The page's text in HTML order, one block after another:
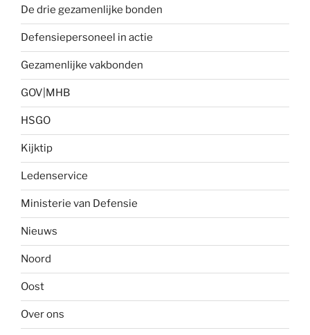
De drie gezamenlijke bonden
Defensiepersoneel in actie
Gezamenlijke vakbonden
GOV|MHB
HSGO
Kijktip
Ledenservice
Ministerie van Defensie
Nieuws
Noord
Oost
Over ons